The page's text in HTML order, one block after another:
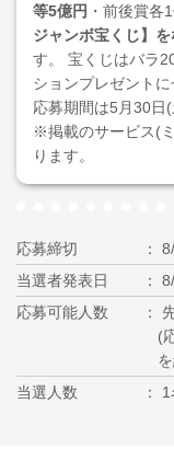
等5億円 ・前後賞各
ジャンボ宝くじ】
す。 宝くじはバラ
ションプレゼント
応募期間は5月30日
※掲載のサービス(
ります。
応募締切
当選者発表日
応募可能人数
(
当選人数
1